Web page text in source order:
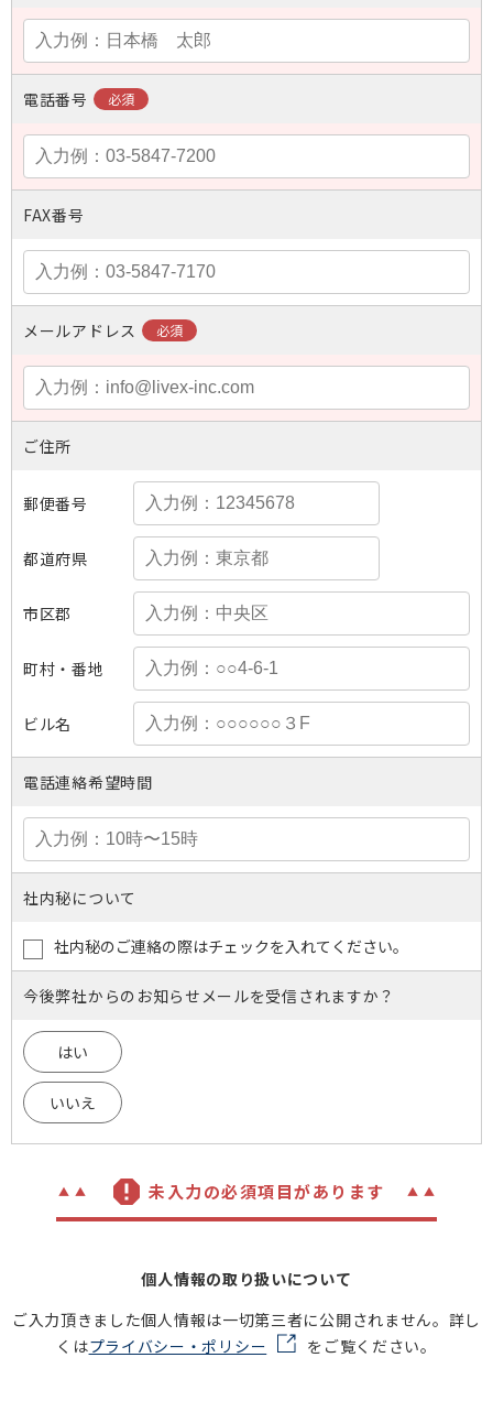
電話番号
FAX番号
メールアドレス
ご住所
郵便番号
都道府県
市区郡
町村・番地
ビル名
電話連絡希望時間
社内秘について
社内秘のご連絡の際はチェックを入れてください。
今後弊社からのお知らせメールを受信されますか？
はい
いいえ
未入力の必須項目があります
個人情報の取り扱いについて
ご入力頂きました個人情報は一切第三者に公開されません。詳し
くはプライバシー・ポリシー をご覧ください。